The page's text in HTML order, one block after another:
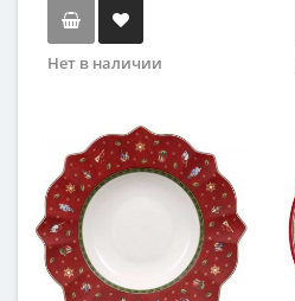
Нет в наличии